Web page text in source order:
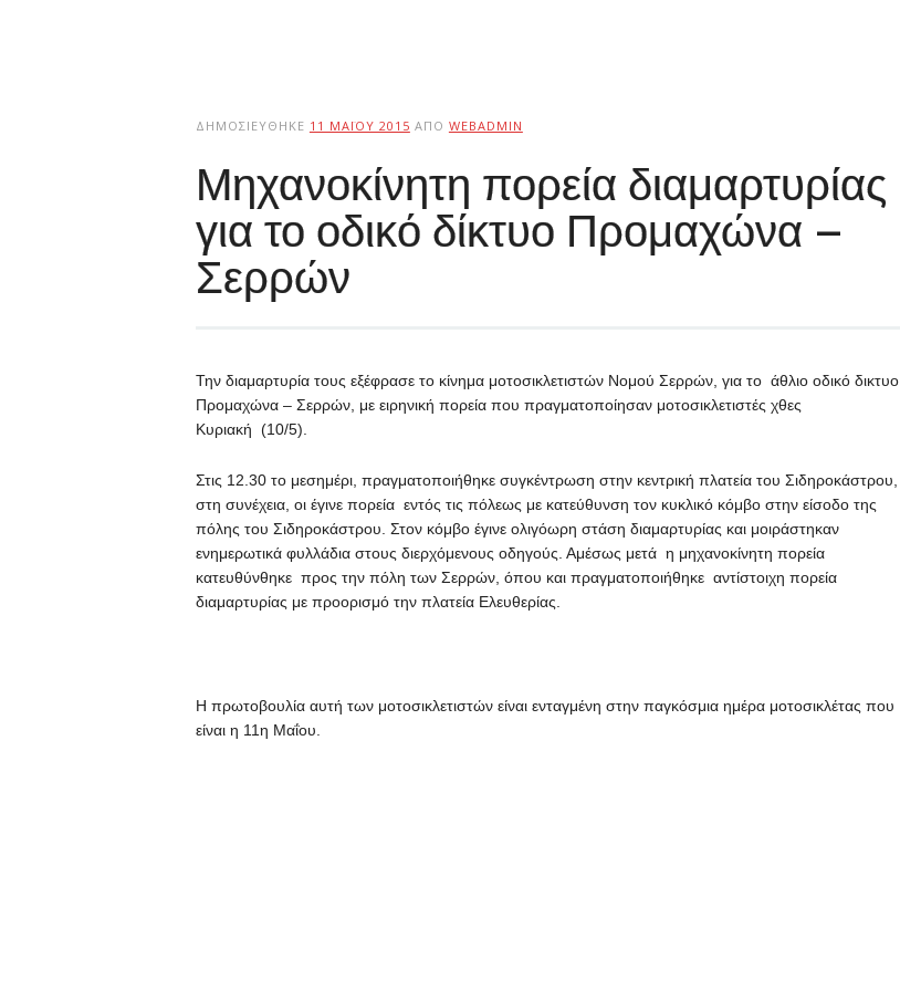
ΔΗΜΟΣΙΕΎΘΗΚΕ 11 ΜΑΪ́ΟΥ 2015 ΑΠΌ WEBADMIN
Μηχανοκίνητη πορεία διαμαρτυρίας
για το οδικό δίκτυο Προμαχώνα –
Σερρών
Την διαμαρτυρία τους εξέφρασε το κίνημα μοτοσικλετιστών Νομού Σερρών, για το άθλιο οδικό δικτυο
Προμαχώνα – Σερρών, με ειρηνική πορεία που πραγματοποίησαν μοτοσικλετιστές χθες
Κυριακή (10/5).
Στις 12.30 το μεσημέρι, πραγματοποιήθηκε συγκέντρωση στην κεντρική πλατεία του Σιδηροκάστρου,
στη συνέχεια, οι έγινε πορεία εντός τις πόλεως με κατεύθυνση τον κυκλικό κόμβο στην είσοδο της
πόλης του Σιδηροκάστρου. Στον κόμβο έγινε ολιγόωρη στάση διαμαρτυρίας και μοιράστηκαν
ενημερωτικά φυλλάδια στους διερχόμενους οδηγούς. Αμέσως μετά η μηχανοκίνητη πορεία
κατευθύνθηκε προς την πόλη των Σερρών, όπου και πραγματοποιήθηκε αντίστοιχη πορεία
διαμαρτυρίας με προορισμό την πλατεία Ελευθερίας.
Η πρωτοβουλία αυτή των μοτοσικλετιστών είναι ενταγμένη στην παγκόσμια ημέρα μοτοσικλέτας που
είναι η 11η Μαΐου.